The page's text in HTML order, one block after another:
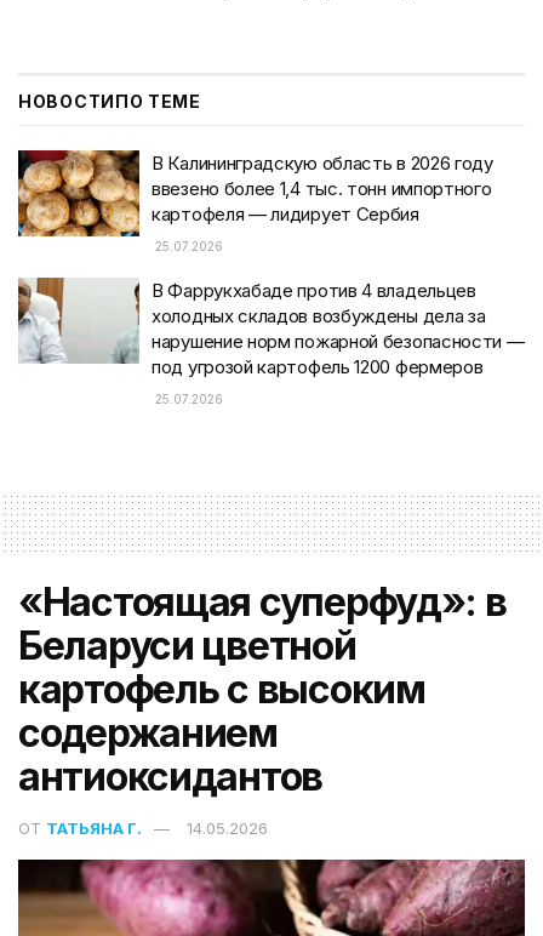
НОВОСТИПО ТЕМЕ
В Калининградскую область в 2026 году
ввезено более 1,4 тыс. тонн импортного
картофеля — лидирует Сербия
25.07.2026
В Фаррукхабаде против 4 владельцев
холодных складов возбуждены дела за
нарушение норм пожарной безопасности —
под угрозой картофель 1200 фермеров
25.07.2026
«Настоящая суперфуд»: в
Беларуси цветной
картофель с высоким
содержанием
антиоксидантов
ОТ ТАТЬЯНА Г. 14.05.2026